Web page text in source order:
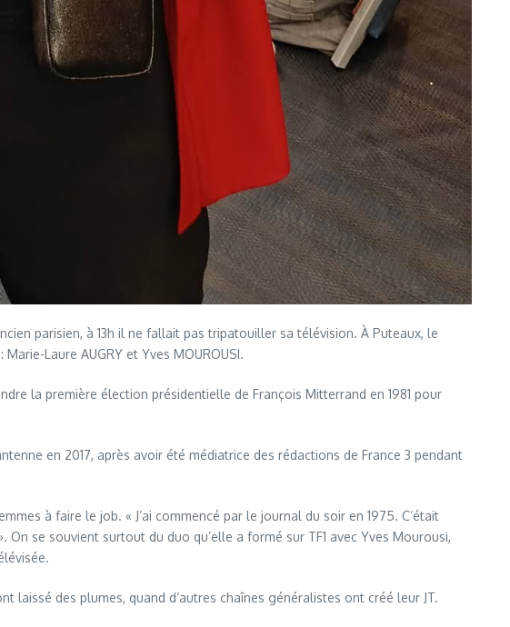
parisien, à 13h il ne fallait pas tripatouiller sa télévision. À Puteaux, le
Laure AUGRY et Yves MOUROUSI.
la première élection présidentielle de François Mitterrand en 1981 pour
en 2017, après avoir été médiatrice des rédactions de France 3 pendant
à faire le job. « J’ai commencé par le journal du soir en 1975. C’était
se souvient surtout du duo qu’elle a formé sur TF1 avec Yves Mourousi,
laissé des plumes, quand d’autres chaînes généralistes ont créé leur JT.